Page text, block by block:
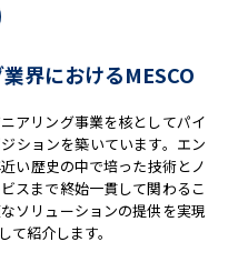
界におけるMESCO
アリング事業を核としてパイ
ションを築いています。エン
い歴史の中で培った技術とノ
スまで終始一貫して関わるこ
ソリューションの提供を実現
紹介します。